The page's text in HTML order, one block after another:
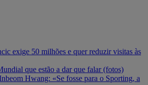
exige 50 milhões e quer reduzir visitas às
que estão a dar que falar (fotos)
Hwang: «Se fosse para o Sporting, a